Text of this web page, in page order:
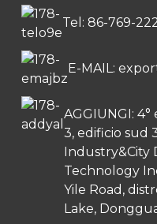
Tel: 86-769-
E-MAIL:
AGGIUNGI: 4°
3, edificio sud
Industry&City
Technology
Yile Road,
Lake,